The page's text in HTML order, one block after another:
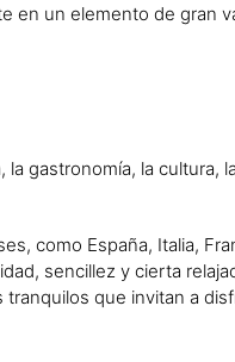
en un elemento de gran
gastronomía, la cultura,
como España, Italia,
sencillez y cierta
que invitan a